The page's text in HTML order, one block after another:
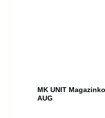
MK UNIT
AUG